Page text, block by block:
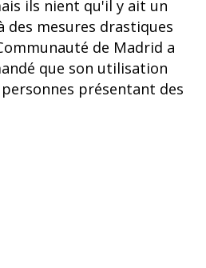
ils nient qu'il y ait un
mesures drastiques
de Madrid a
que son utilisation
présentant des